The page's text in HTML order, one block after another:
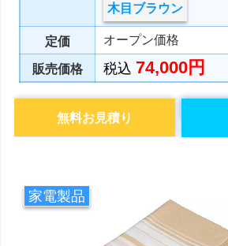
木目ブラウン
定価 オープン価格
販売価格 税込 74,000円
無料お見積り
家電製品